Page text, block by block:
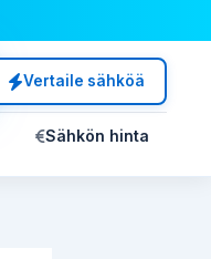
Vertaile sähköä
Sähkön hinta